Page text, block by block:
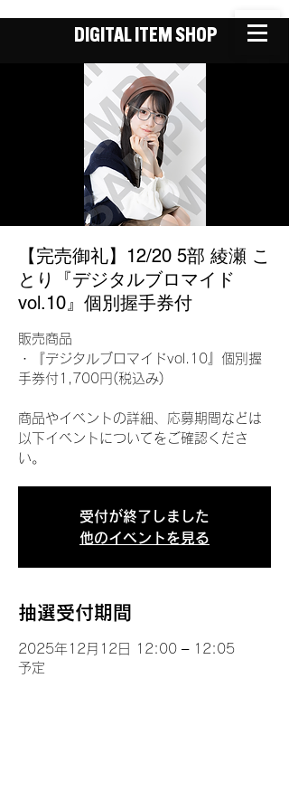
DIGITAL ITEM SHOP
【完売御礼】12/20 5部 綾瀬 こ
とり『デジタルブロマイド
vol.10』個別握手券付
販売商品
・『デジタルブロマイドvol.10』個別握
手券付1,700円(税込み)
商品やイベントの詳細、応募期間などは
以下イベントについてをご確認くださ
い。
受付が終了しました
他のイベントを見る
抽選受付期間
2025年12月12日 12:00 – 12:05
予定